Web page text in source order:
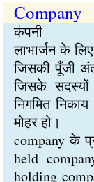
Company
कंपनी
लाभार्जन के
जिसकी पूँजी
जिसके
निगमित
मोहर हो।
company के
held
holding